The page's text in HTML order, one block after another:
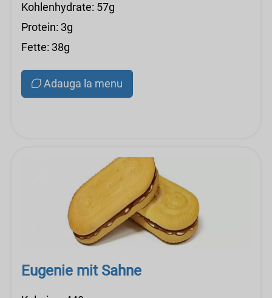
Kohlenhydrate: 57g
Protein: 3g
Fette: 38g
Adauga la menu
Eugenie mit Sahne